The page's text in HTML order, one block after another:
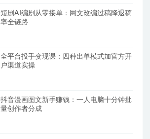
短剧AI编剧从零接单：网文改编过稿降退稿
率全链路
全平台投手变现课：四种出单模式加官方开
户渠道实操
抖音漫画图文新手赚钱：一人电脑十分钟批
量创作者分成